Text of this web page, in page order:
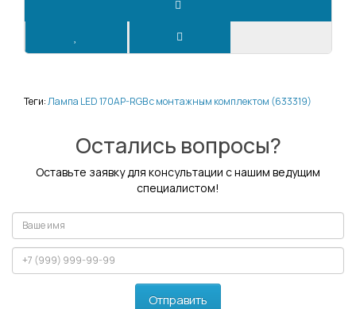
Теги:Лампа LED 170AP-RGB с монтажным комплектом (633319)
Остались вопросы?
Оставьте заявку для консультации с нашим ведущим
специалистом!
Отправить